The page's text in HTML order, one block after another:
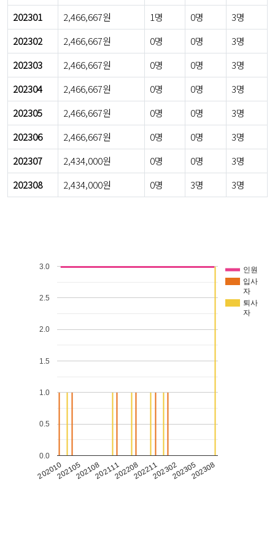
202301
2,466,667원 1명 0명
3명
202302
2,466,667원 0명 0명
3명
202303
2,466,667원 0명 0명
3명
202304
2,466,667원 0명 0명
3명
202305
2,466,667원 0명 0명
3명
202306
2,466,667원 0명 0명
3명
202307
2,434,000원 0명 0명
3명
202308
2,434,000원 0명 3명 3명
인원
입사
자
퇴사
자
202010202105202108202111202208202211202302202305202308
0.0
0.5
1.0
1.5
2.0
2.5
3.0